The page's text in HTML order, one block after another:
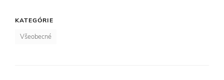
KATEGÓRIE
Všeobecné